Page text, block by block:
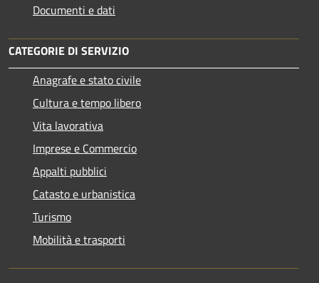
Documenti e dati
CATEGORIE DI SERVIZIO
Anagrafe e stato civile
Cultura e tempo libero
Vita lavorativa
Imprese e Commercio
Appalti pubblici
Catasto e urbanistica
Turismo
Mobilità e trasporti